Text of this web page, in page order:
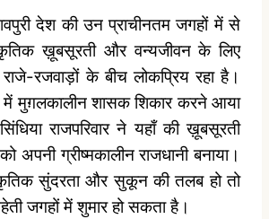
देश की उन प्राचीनतम जगहों में से
ख़ूबसूरती और वन्यजीवन के लिए
रजवाड़ों के बीच लोकप्रिय रहा है।
मुग़लकालीन शासक शिकार करने आया
राजपरिवार ने यहाँ की ख़ूबसूरती
अपनी ग्रीष्मकालीन राजधानी बनाया।
सुंदरता और सुकून की तलब हो तो
जगहों में शुमार हो सकता है।